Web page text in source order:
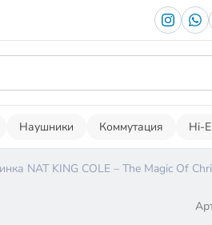
Наушники Коммутация Hi-
NAT KING COLE – The Magic Of